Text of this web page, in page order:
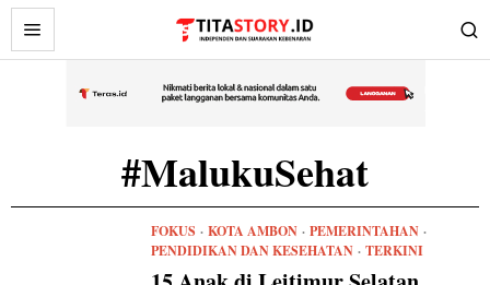
#MalukuSehat
FOKUS · KOTA AMBON · PEMERINTAHAN ·
PENDIDIKAN DAN KESEHATAN · TERKINI